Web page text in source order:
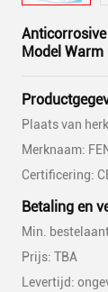
Model
Plaats van
Merknaam:
Certificering:
Betaling en
Min.
Prijs: TBA
Levertijd: